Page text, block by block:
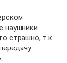
наушники
страшно, т.к.